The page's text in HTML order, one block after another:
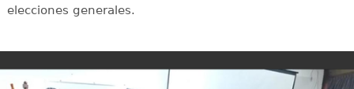
elecciones generales.